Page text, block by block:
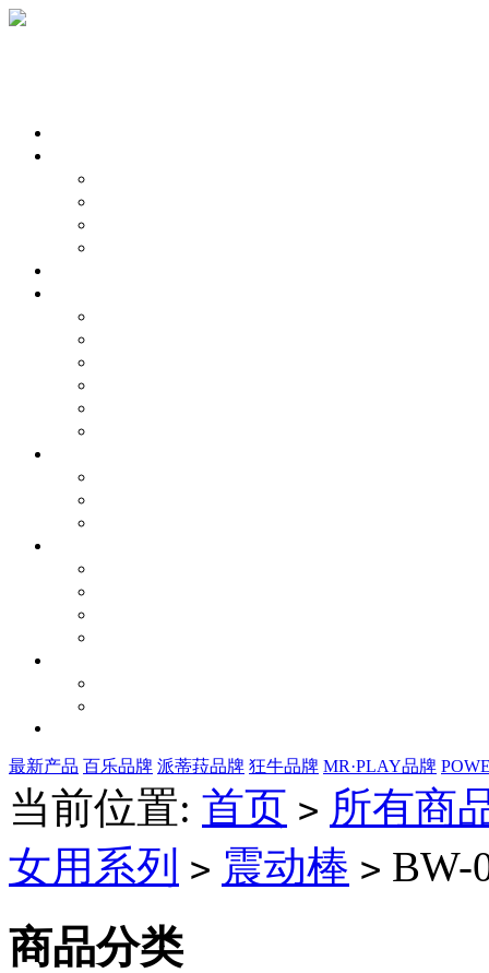
最新产品 百乐品牌 派蒂菈品牌 狂牛品牌 MR·PLAY品牌
当前位置: 首页 > 所有商
女用系列 > 震动棒 > BW-
商品分类